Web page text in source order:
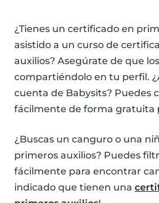
¿Tienes un certificado en
asistido a un curso de
auxilios? Asegúrate de que
compartiéndolo en tu perfil.
cuenta de Babysits? Puedes
fácilmente de forma gratuita
¿Buscas un canguro o una
primeros auxilios? Puedes
fácilmente para encontrar
indicado que tienen una